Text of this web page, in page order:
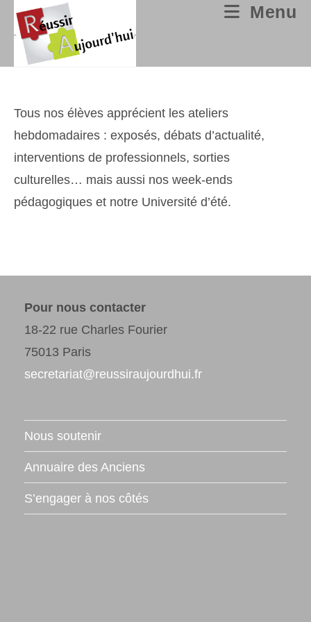
content
Menu
Tous nos élèves apprécient les ateliers
hebdomadaires : exposés, débats d’actualité,
interventions de professionnels, sorties
culturelles… mais aussi nos week-ends
pédagogiques et notre Université d’été.
Pour nous contacter
18-22 rue Charles Fourier
75013 Paris
secretariat@reussiraujourdhui.fr
Nous soutenir
Annuaire des Anciens
S’engager à nos côtés